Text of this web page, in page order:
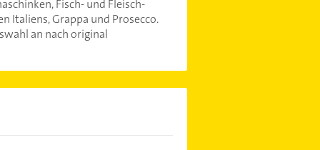
Fisch- und Fleisch-
Italiens, Grappa und Prosecco.
an nach original